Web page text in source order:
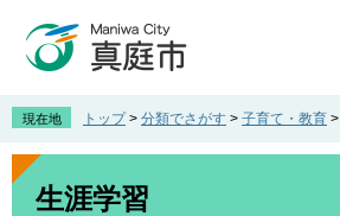
先
す
を
し
現在地 トップ > 分類でさがす > 子育て・教育 >
本
生涯学習